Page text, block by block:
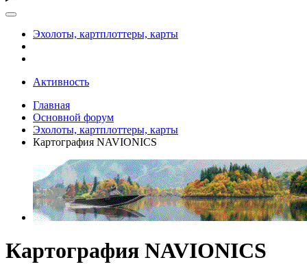
Эхолоты, картплоттеры, карты
Активность
Главная
Основной форум
Эхолоты, картплоттеры, карты
Картография NAVIONICS
Картография NAVIONICS